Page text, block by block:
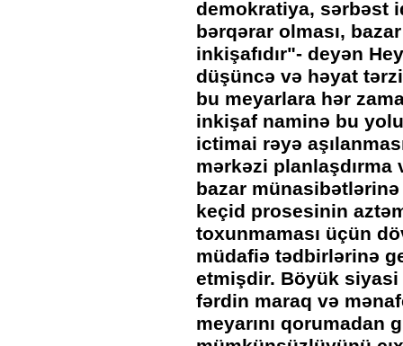
demokratiya, sərbəst
bərqərar olması,
inkişafıdır"- deyən
düşüncə və həyat
bu meyarlara hər
inkişaf naminə bu
ictimai rəyə
mərkəzi
bazar
keçid prosesinin
toxunmaması üçün
müdafiə tədbirlərinə
etmişdir. Böyük
fərdin maraq və
meyarını qorumadan